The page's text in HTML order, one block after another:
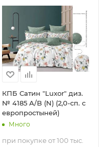
КПБ Сатин "Luxor" диз.
№ 4185 A/B (N) (2,0-сп. с
европростыней)
Много
при покупке от 100 тыс.